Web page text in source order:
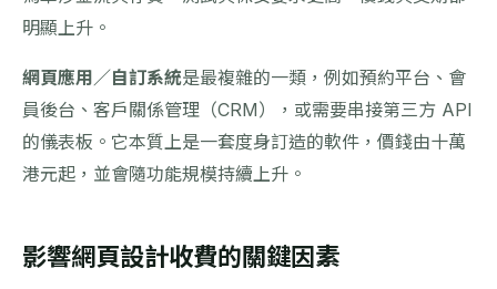
明顯上升。
網頁應用／自訂系統是最複雜的一類，例如預約平台、會
員後台、客戶關係管理（CRM），或需要串接第三方 API
的儀表板。它本質上是一套度身訂造的軟件，價錢由十萬
港元起，並會隨功能規模持續上升。
影響網頁設計收費的關鍵因素